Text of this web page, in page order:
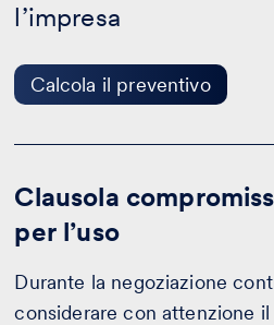
l’impresa
Calcola il preventivo
Clausola
per l’uso
Durante la negoziazione
considerare con attenzione